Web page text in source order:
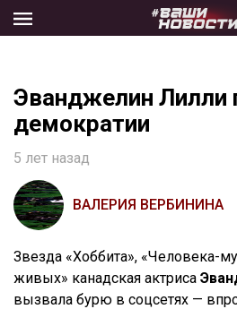
the
Эванджелин Лилли
демократии
5 лет назад
ВАЛЕРИЯ ВЕРБИНИНА
Звезда «Хоббита», «Человека-
живых» канадская актриса
вызвала бурю в соцсетях —